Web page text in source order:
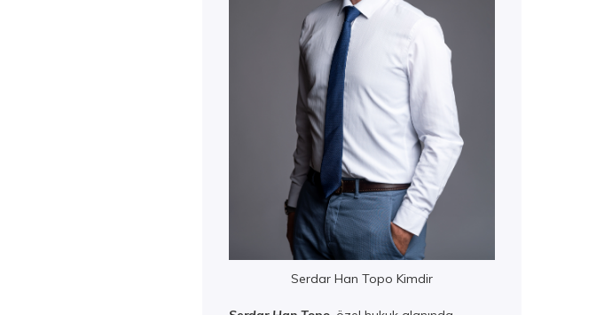
Serdar Han Topo Kimdir